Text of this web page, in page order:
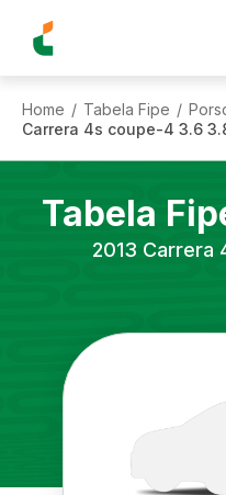
Home / Tabela Fipe /
Carrera 4s coupe-4 3.6
Tabela
2013 Carrera